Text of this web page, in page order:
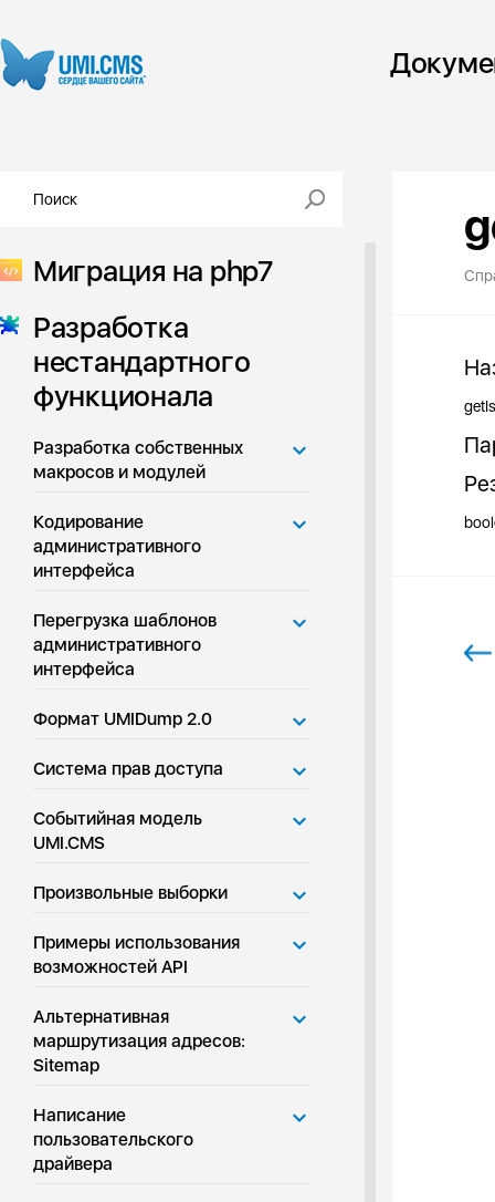
Миграция на php7
Разработка
нестандартного
функционала
Разработка собственных
макросов и модулей
Кодирование
административного
интерфейса
Перегрузка шаблонов
административного
интерфейса
Формат UMIDump 2.0
Система прав доступа
Событийная модель
UMI.CMS
Произвольные выборки
Примеры использования
возможностей API
Альтернативная
маршрутизация адресов:
Sitemap
Написание
пользовательского
драйвера